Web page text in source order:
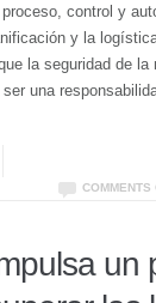
control y
y la
la seguridad de la
una
COMMENTS
un